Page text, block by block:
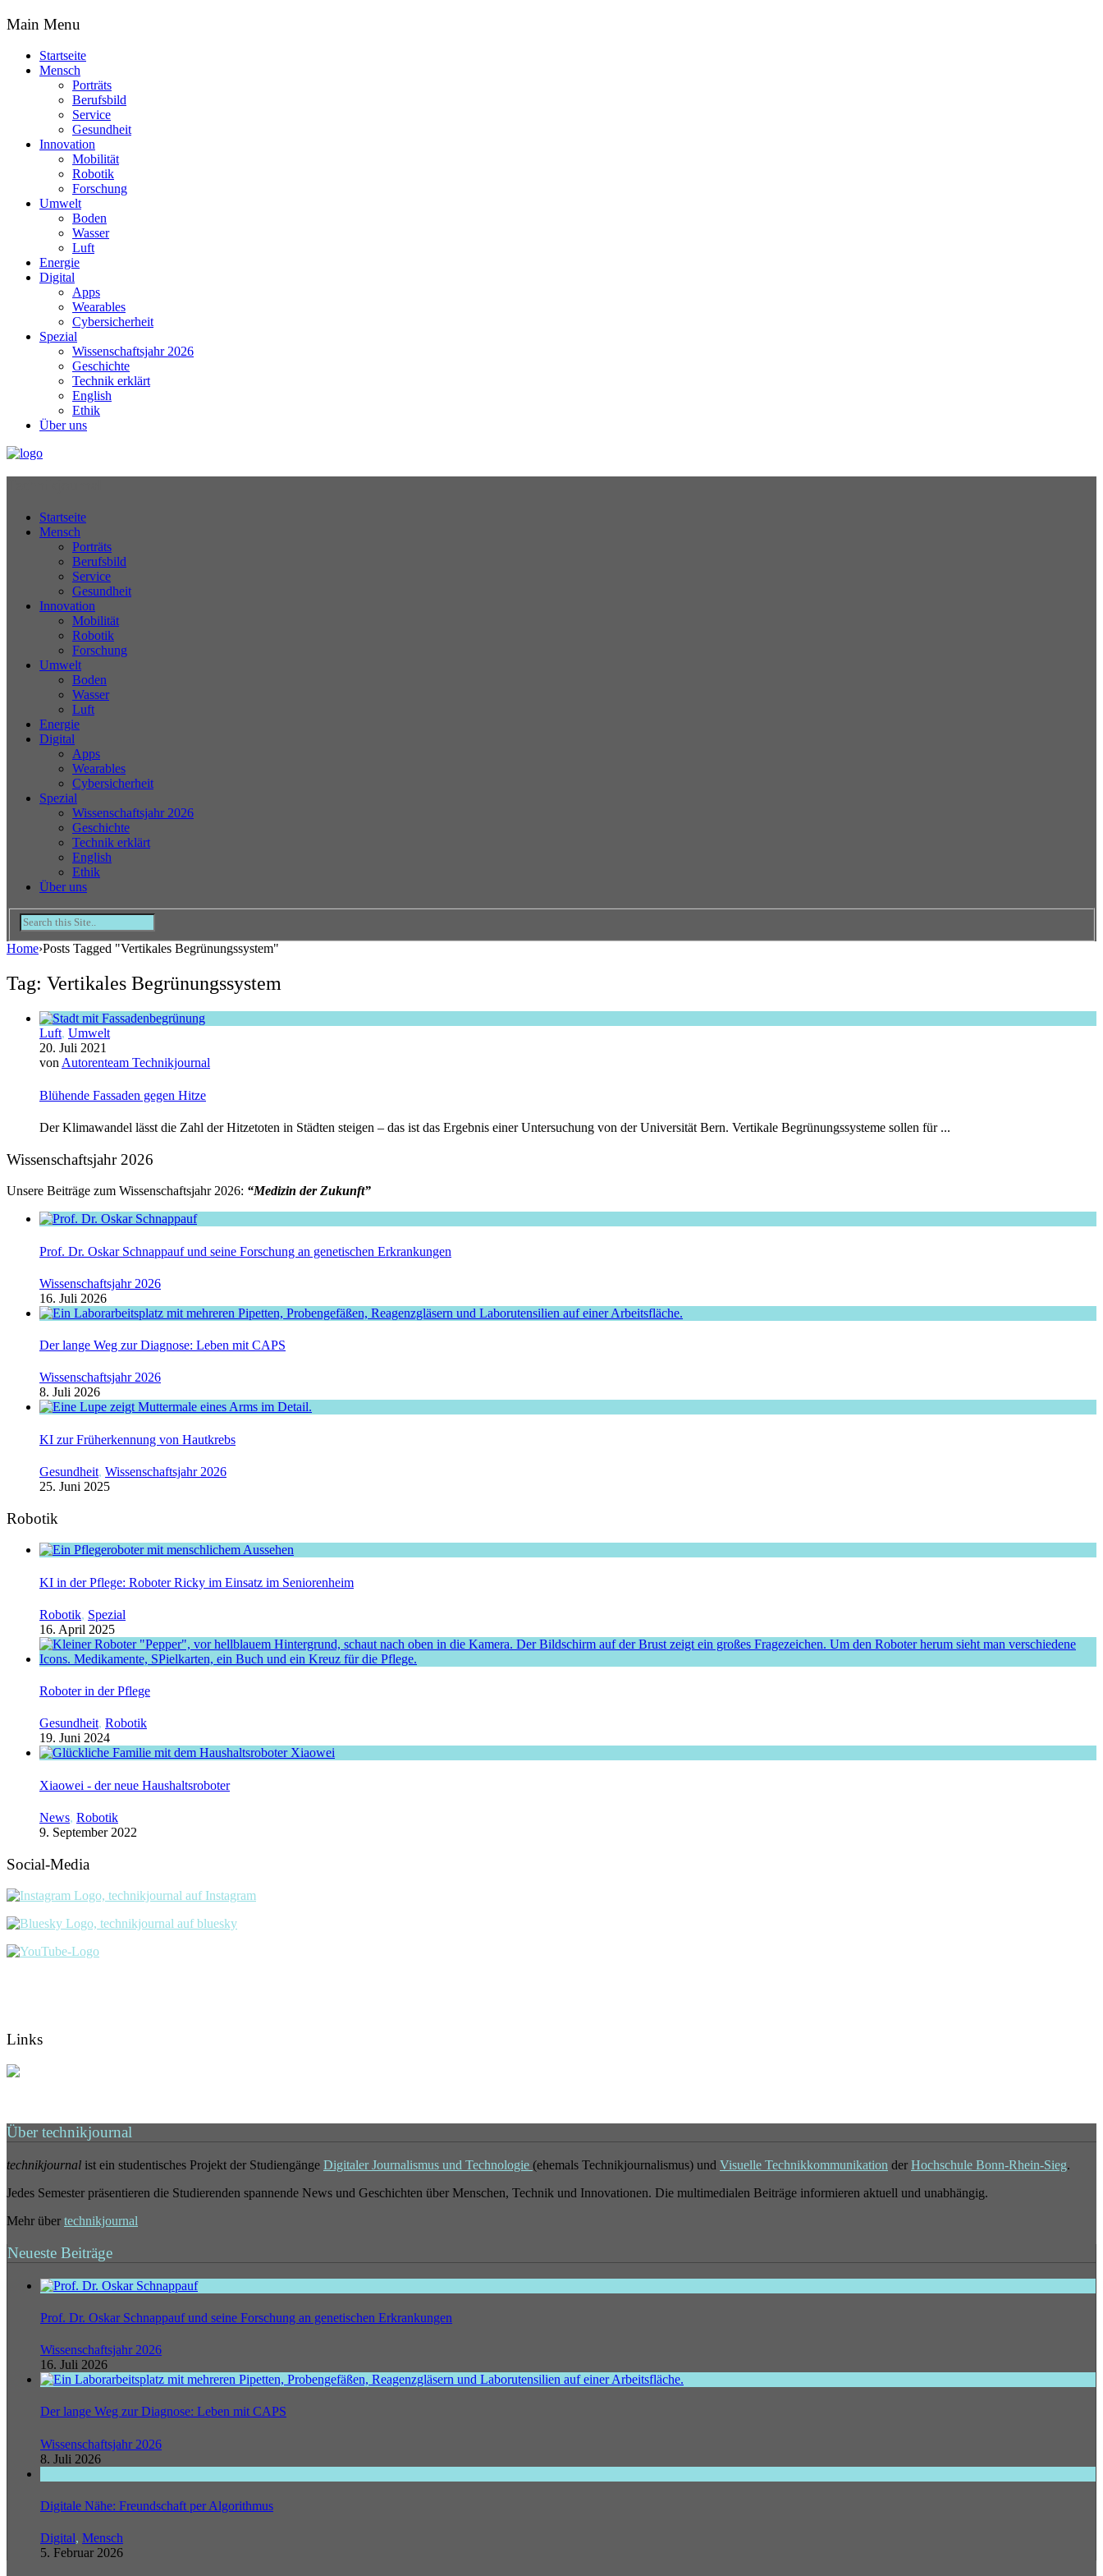
Main Menu
Startseite
Mensch
Porträts
Berufsbild
Service
Gesundheit
Innovation
Mobilität
Robotik
Forschung
Umwelt
Boden
Wasser
Luft
Energie
Digital
Apps
Wearables
Cybersicherheit
Spezial
Wissenschaftsjahr 2026
Geschichte
Technik erklärt
English
Ethik
Über uns
Startseite
Mensch
Porträts
Berufsbild
Service
Gesundheit
Innovation
Mobilität
Robotik
Forschung
Umwelt
Boden
Wasser
Luft
Energie
Digital
Apps
Wearables
Cybersicherheit
Spezial
Wissenschaftsjahr 2026
Geschichte
Technik erklärt
English
Ethik
Über uns
Home›Posts Tagged "Vertikales Begrünungssystem"
Tag: Vertikales Begrünungssystem
Luft, Umwelt
20. Juli 2021
von Autorenteam Technikjournal
Blühende Fassaden gegen Hitze
Der Klimawandel lässt die Zahl der Hitzetoten in Städten steigen – das ist das Ergebnis einer Untersuchung von der Universität Bern. Vertikale Begrünungssysteme sollen für ...
Wissenschaftsjahr 2026
Unsere Beiträge zum Wissenschaftsjahr 2026: “Medizin der Zukunft”
Prof. Dr. Oskar Schnappauf und seine Forschung an genetischen Erkrankungen
Wissenschaftsjahr 2026
16. Juli 2026
Der lange Weg zur Diagnose: Leben mit CAPS
Wissenschaftsjahr 2026
8. Juli 2026
KI zur Früherkennung von Hautkrebs
Gesundheit, Wissenschaftsjahr 2026
25. Juni 2025
Robotik
KI in der Pflege: Roboter Ricky im Einsatz im Seniorenheim
Robotik, Spezial
16. April 2025
Roboter in der Pflege
Gesundheit, Robotik
19. Juni 2024
Xiaowei - der neue Haushaltsroboter
News, Robotik
9. September 2022
Social-Media
Links
Über technikjournal
technikjournal ist ein studentisches Projekt der Studiengänge Digitaler Journalismus und Technologie (ehemals Technikjournalismus) und Visuelle Technikkommunikation der Hochschule Bonn-Rhein-Sieg.
Jedes Semester präsentieren die Studierenden spannende News und Geschichten über Menschen, Technik und Innovationen. Die multimedialen Beiträge informieren aktuell und unabhängig.
Mehr über technikjournal
Neueste Beiträge
Prof. Dr. Oskar Schnappauf und seine Forschung an genetischen Erkrankungen
Wissenschaftsjahr 2026
16. Juli 2026
Der lange Weg zur Diagnose: Leben mit CAPS
Wissenschaftsjahr 2026
8. Juli 2026
Digitale Nähe: Freundschaft per Algorithmus
Digital, Mensch
5. Februar 2026